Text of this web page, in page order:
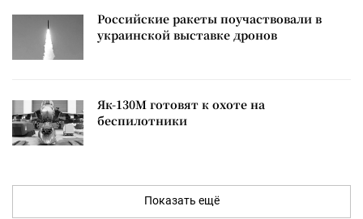
Российские ракеты поучаствовали в
украинской выставке дронов
Як-130М готовят к охоте на
беспилотники
Показать ещё